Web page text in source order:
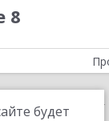
8
будет